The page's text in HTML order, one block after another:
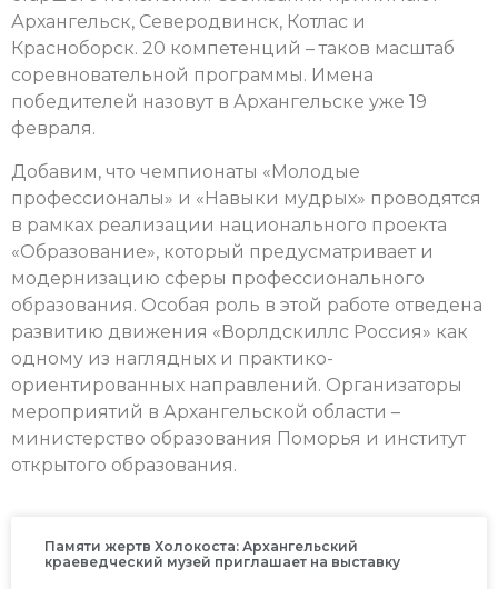
Архангельск, Северодвинск, Котлас и
Красноборск. 20 компетенций – таков масштаб
соревновательной программы. Имена
победителей назовут в Архангельске уже 19
февраля.
Добавим, что чемпионаты «Молодые
профессионалы» и «Навыки мудрых» проводятся
в рамках реализации национального проекта
«Образование», который предусматривает и
модернизацию сферы профессионального
образования. Особая роль в этой работе отведена
развитию движения «Ворлдскиллс Россия» как
одному из наглядных и практико-
ориентированных направлений. Организаторы
мероприятий в Архангельской области –
министерство образования Поморья и институт
открытого образования.
Памяти жертв Холокоста: Архангельский
краеведческий музей приглашает на выставку